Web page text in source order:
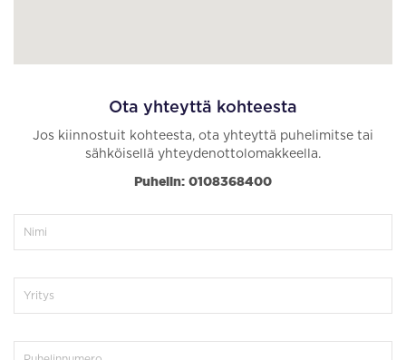
Ota yhteyttä kohteesta
Jos kiinnostuit kohteesta, ota yhteyttä puhelimitse tai
sähköisellä yhteydenottolomakkeella.
Puhelin: 0108368400